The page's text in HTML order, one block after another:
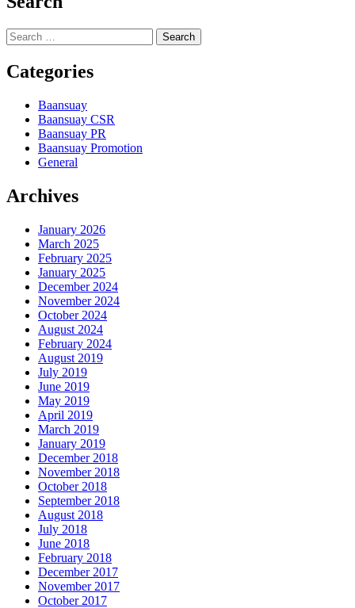
Search
for:
Categories
Baansuay
Baansuay CSR
Baansuay PR
Baansuay Promotion
General
Archives
January 2026
March 2025
February 2025
January 2025
December 2024
November 2024
October 2024
August 2024
February 2024
August 2019
July 2019
June 2019
May 2019
April 2019
March 2019
January 2019
December 2018
November 2018
October 2018
September 2018
August 2018
July 2018
June 2018
February 2018
December 2017
November 2017
October 2017